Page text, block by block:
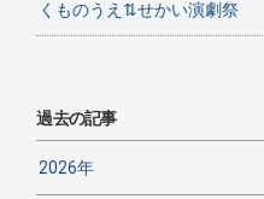
くものうえ⇅せかい演劇祭
過去の記事
2026年